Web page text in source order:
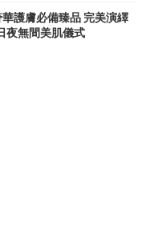
護膚必備臻品 完美演繹
夜無間美肌儀式